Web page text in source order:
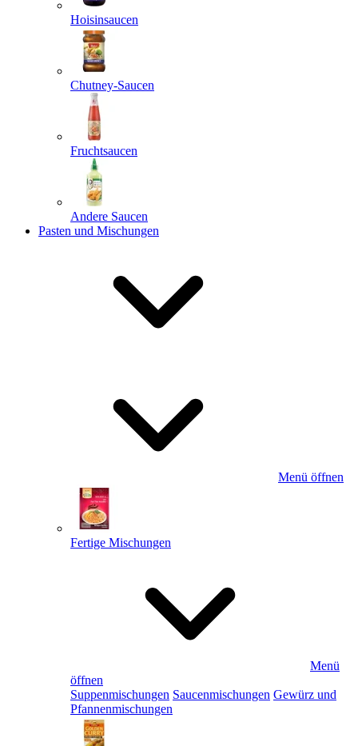
Hoisinsaucen
Chutney-Saucen
Fruchtsaucen
Andere Saucen
Pasten und Mischungen
Menü öffnen
Fertige Mischungen
Menü
öffnen
Suppenmischungen Saucenmischungen Gewürz und
Pfannenmischungen